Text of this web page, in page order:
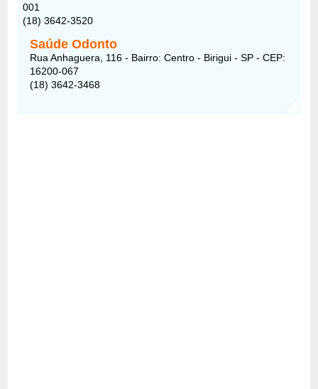
001
(18) 3642-3520
Saúde Odonto
Rua Anhaguera, 116 - Bairro: Centro - Birigui - SP - CEP:
16200-067
(18) 3642-3468